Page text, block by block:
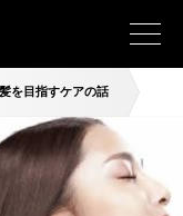
を目指すケアの話